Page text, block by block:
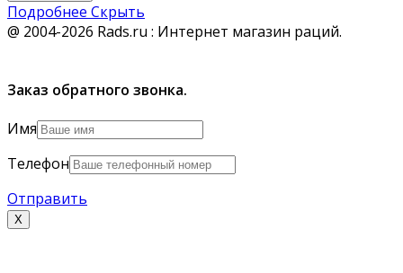
Подробнее Скрыть
@ 2004-2026 Rads.ru : Интернет магазин раций.
Заказ обратного звонка.
Имя
Телефон
Отправить
Х